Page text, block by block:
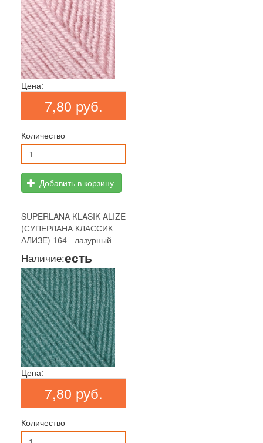
Цена:
7,80 руб.
Количество
Добавить в корзину
SUPERLANA KLASIK ALIZE
(СУПЕРЛАНА КЛАССИК
АЛИЗЕ) 164 - лазурный
Наличие:есть
Цена:
7,80 руб.
Количество